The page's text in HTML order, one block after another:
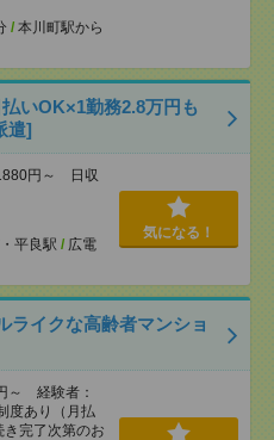
/ 本川町駅から
いOK×1勤務2.8万円も
遣]
円～ 日収
平良駅 / 広電
気になる！
ライクな高齢者マンショ
～ 経験者：
あり（月払
完了次第のお